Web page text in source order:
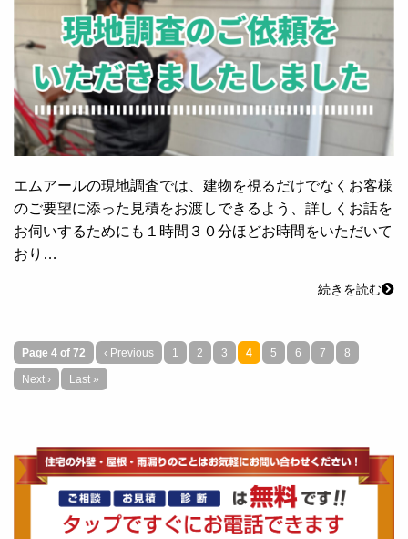
エムアールの現地調査では、建物を視るだけでなくお客様
のご要望に添った見積をお渡しできるよう、詳しくお話を
お伺いするためにも１時間３０分ほどお時間をいただいて
おり…
続きを読む
Page 4 of 72 ‹ Previous 1 2 3 4 5 6 7 8
Next › Last »